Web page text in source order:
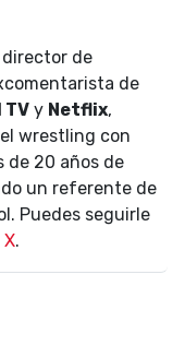
director de
de
TV y Netflix,
wrestling con
de 20 años de
un referente de
Puedes seguirle
.